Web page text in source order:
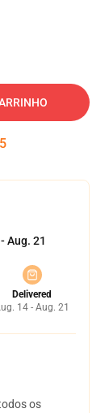
Aug. 21
Delivered
14 - Aug. 21
os